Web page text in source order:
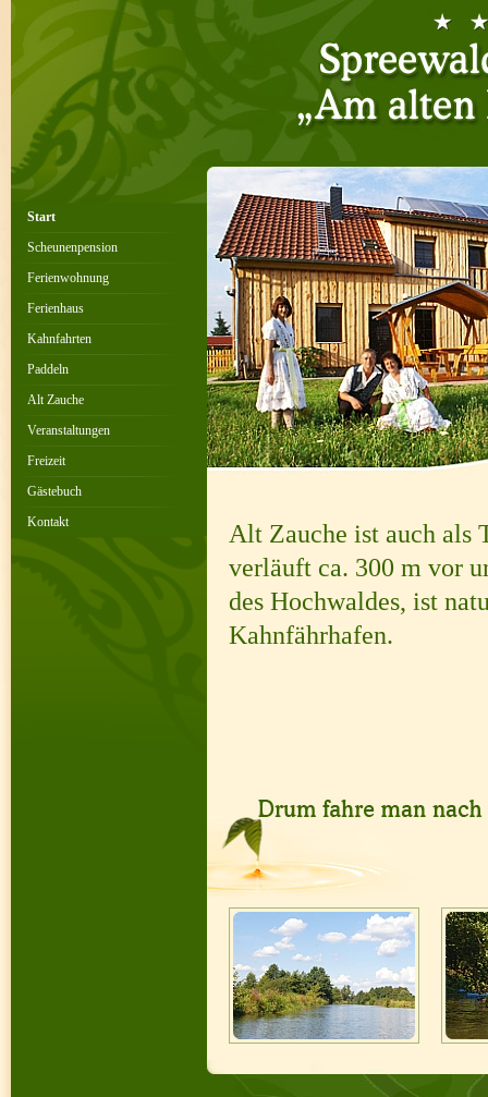
Start
Scheunenpension
Ferienwohnung
Ferienhaus
Kahnfahrten
Paddeln
Alt Zauche
Veranstaltungen
Freizeit
Gästebuch
Kontakt
Alt Zauche ist auch als
verläuft ca. 300 m vor
des Hochwaldes, ist
Kahnfährhafen.